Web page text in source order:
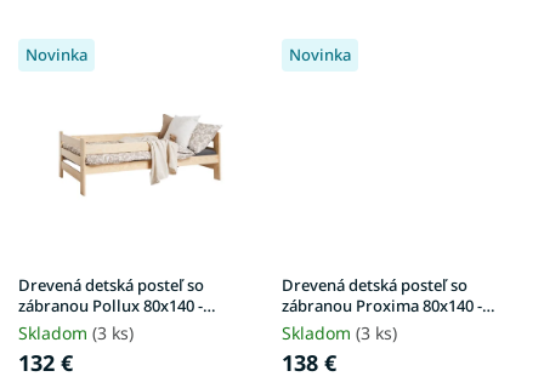
Novinka
Drevená detská posteľ so
zábranou Pollux 80x140 -
borovica
Skladom (3 ks)
132 €
Novinka
Drevená detská posteľ so
zábranou Proxima 80x140 -
borovica
Skladom (3 ks)
138 €